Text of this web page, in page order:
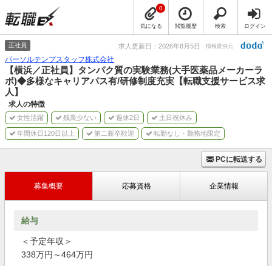
気になる
0
閲覧履歴 検索 ログイン
正社員 求人更新日：2026年8月5日 情報提供元
パーソルテンプスタッフ株式会社
【横浜／正社員】タンパク質の実験業務(大手医薬品メーカーラ
ボ)◆多様なキャリアパス有/研修制度充実【転職支援サービス求
人】
求人の特徴
女性活躍 残業少ない 週休2日 土日祝休み
年間休日120日以上 第二新卒歓迎 転勤なし・勤務地限定
PCに転送する
募集概要 応募資格 企業情報
給与
＜予定年収＞
338万円～464万円